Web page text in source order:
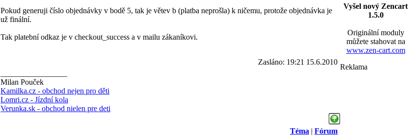
Pokud generuji číslo objednávky v bodě 5, tak je větev b (platba neprošla) k ničemu, protože objednávka je
už finální.
Tak platební odkaz je v checkout_success a v mailu zákaníkovi.
Zasláno: 19:21 15.6.2010
Milan Pouček
Kamilka.cz - obchod nejen pro děti
Lomri.cz - Jízdní kola
Verunka.sk - obchod nielen pre deti
Téma | Fórum
Vyšel nový Zencart
1.5.0
Originální moduly
můžete stahovat na
www.zen-cart.com
Reklama